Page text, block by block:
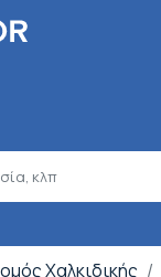
Χαλκιδικής